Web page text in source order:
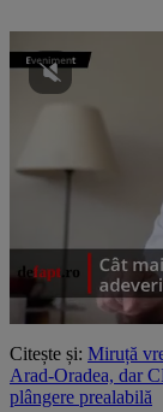
Citește și: Miruță
Arad-Oradea, dar
plângere prealabilă